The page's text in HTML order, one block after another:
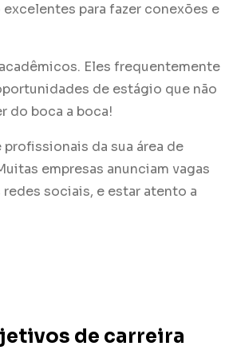
para fazer conexões e
Eles frequentemente
de estágio que não
do boca a boca!
da sua área de
empresas anunciam vagas
sociais, e estar atento a
de carreira